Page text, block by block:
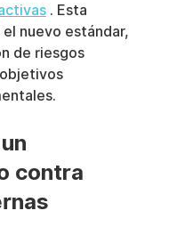
. Esta
nuevo estándar,
de riesgos
contra